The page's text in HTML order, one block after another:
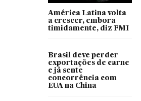
América Latina volta
a crescer, embora
timidamente, diz FMI
Brasil deve perder
exportações de carne
e já sente
concorrência com
EUA na China